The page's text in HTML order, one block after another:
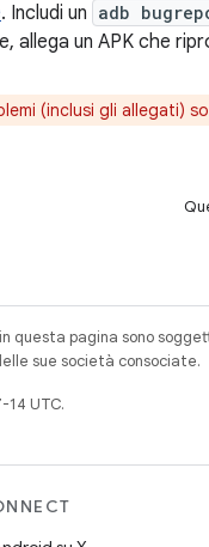
. Includi un adb
allega un APK che
(inclusi gli allegati)
questa pagina sono
sue società consociate.
UTC.